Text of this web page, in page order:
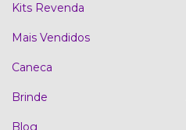
Kits Revenda
Mais Vendidos
Caneca
Brinde
Blog